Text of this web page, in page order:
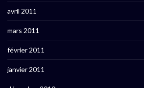
avril 2011
mars 2011
février 2011
janvier 2011